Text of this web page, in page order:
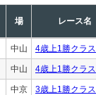
場 レース名
中山 4歳上1勝クラス
中山 4歳上1勝クラス
中京 3歳上1勝クラス